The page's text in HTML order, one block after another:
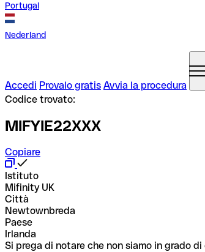
Portugal
Nederland
Accedi Provalo gratis Avvia la procedura
Codice trovato:
MIFYIE22XXX
Copiare
Istituto
Mifinity UK
Città
Newtownbreda
Paese
Irlanda
Si prega di notare che non siamo in grado